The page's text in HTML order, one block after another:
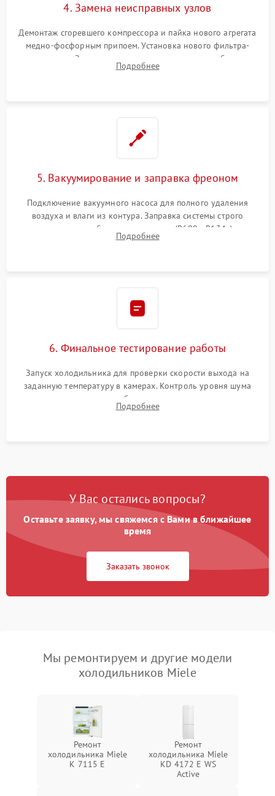
4. Замена неисправных узлов
Демонтаж сгоревшего компрессора и пайка нового агрегата
медно-фосфорным припоем. Установка нового фильтра-
осушителя. Замена изношенных вентиляторов обдува,
сломанных заслонок или поврежденных дверных петель.
Подробнее
5. Вакуумирование и заправка фреоном
Подключение вакуумного насоса для полного удаления
воздуха и влаги из контура. Заправка системы строго
дозированным объемом хладагента (R600a, R134a) по
электронным весам. Контроль рабочего давления в системе.
Подробнее
6. Финальное тестирование работы
Запуск холодильника для проверки скорости выхода на
заданную температуру в камерах. Контроль уровня шума
компрессора, отсутствия обмерзания стенок и корректного
срабатывания системы автоматической оттайки.
Подробнее
У Вас остались вопросы?
Оставьте заявку, мы свяжемся с Вами в ближайшее
время
Заказать звонок
Мы ремонтируем и другие модели
холодильников Miele
Ремонт
холодильника Miele
K 7115 E
Ремонт
холодильника Miele
KD 4172 E WS
Active